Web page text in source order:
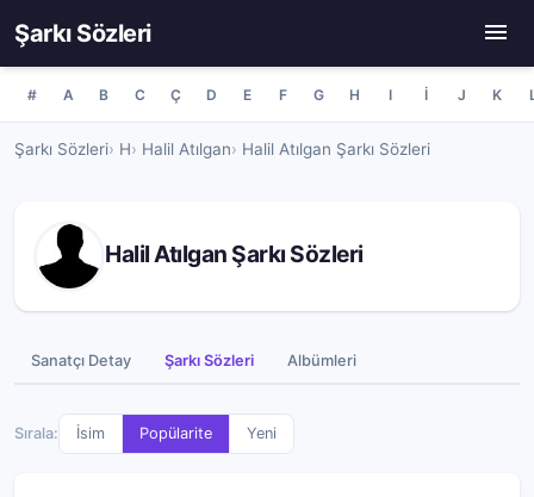
Şarkı Sözleri
# A B C Ç D E F G H I İ J K
Şarkı Sözleri H Halil Atılgan Halil Atılgan Şarkı Sözleri
Halil Atılgan Şarkı Sözleri
Sanatçı Detay Şarkı Sözleri Albümleri
Sırala: İsim Popülarite Yeni